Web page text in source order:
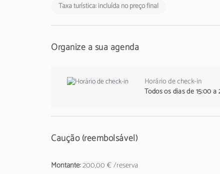
Taxa turística: incluída no preço final
Organize a sua agenda
Horário de check-in
Todos os dias de 15:00 a
Caução (reembolsável)
Montante:200,00 € /reserva